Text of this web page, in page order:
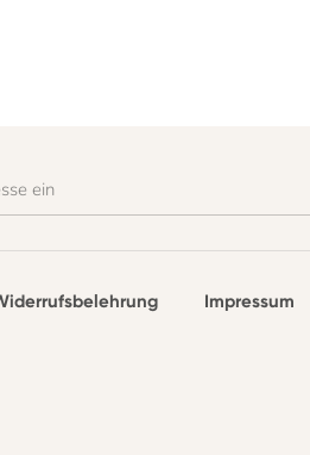
ein
Impressum